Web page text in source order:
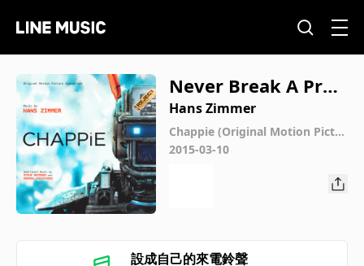
Never Break A Pro
mise
Hans Zimmer
Chappie (Original Motion Pictur
e Soundtrack)
2015-03-10
設成自己的來電鈴聲